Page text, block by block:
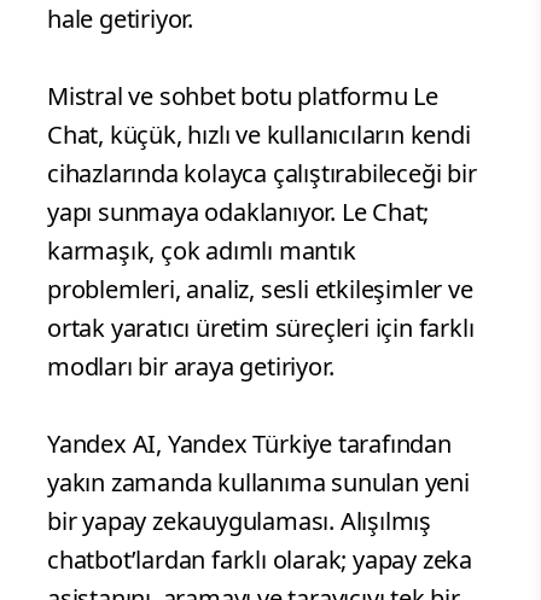
hale getiriyor.
Mistral ve sohbet botu platformu Le
Chat, küçük, hızlı ve kullanıcıların kendi
cihazlarında kolayca çalıştırabileceği bir
yapı sunmaya odaklanıyor. Le Chat;
karmaşık, çok adımlı mantık
problemleri, analiz, sesli etkileşimler ve
ortak yaratıcı üretim süreçleri için farklı
modları bir araya getiriyor.
Yandex AI, Yandex Türkiye tarafından
yakın zamanda kullanıma sunulan yeni
bir yapay zekauygulaması. Alışılmış
chatbot’lardan farklı olarak; yapay zeka